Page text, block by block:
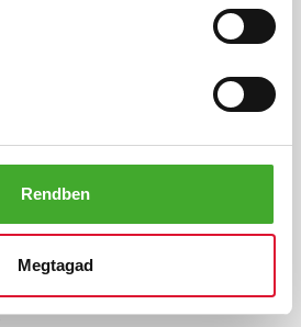
Rendben
Megtagad